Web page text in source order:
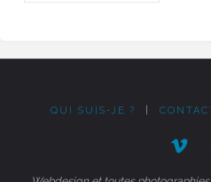
QUI SUIS-JE ?